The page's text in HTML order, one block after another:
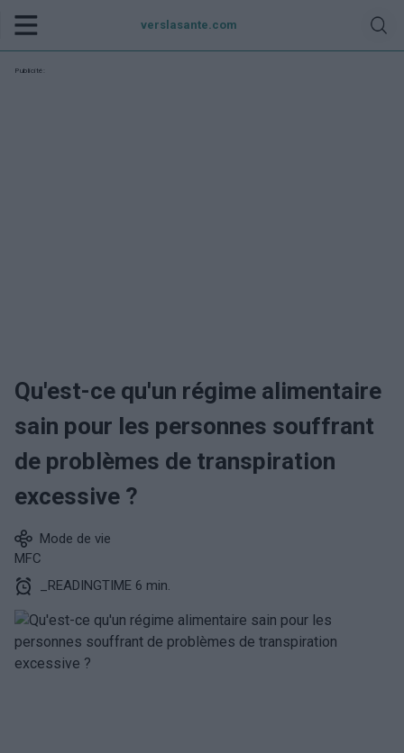
verslasante.com
Publicité:
Qu'est-ce qu'un régime alimentaire
sain pour les personnes souffrant
de problèmes de transpiration
excessive ?
Mode de vie
MFC
_READINGTIME 6 min.